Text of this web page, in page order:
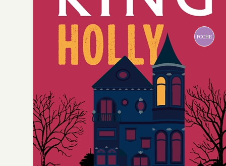
POCHE